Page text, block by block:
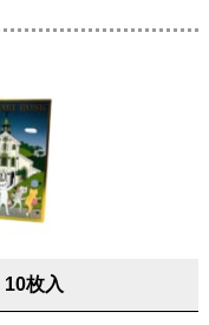
枚入